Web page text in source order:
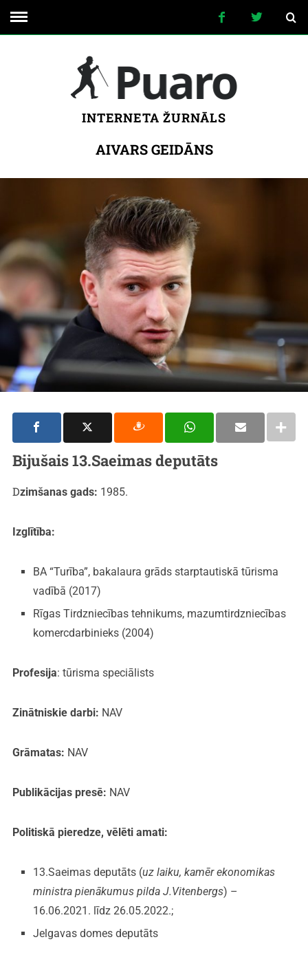
INTERNETA ŽURNĀLS
AIVARS GEIDĀNS
Bijušais 13.Saeimas deputāts
Dzimšanas gads: 1985.
Izglītība:
BA “Turība”, bakalaura grāds starptautiskā tūrisma
vadībā (2017)
Rīgas Tirdzniecības tehnikums, mazumtirdzniecības
komercdarbinieks (2004)
Profesija: tūrisma speciālists
Zinātniskie darbi: NAV
Grāmatas: NAV
Publikācijas presē: NAV
Politiskā pieredze, vēlēti amati:
13.Saeimas deputāts (uz laiku, kamēr ekonomikas
ministra pienākumus pilda J.Vitenbergs) –
16.06.2021. līdz 26.05.2022.;
Jelgavas domes deputāts